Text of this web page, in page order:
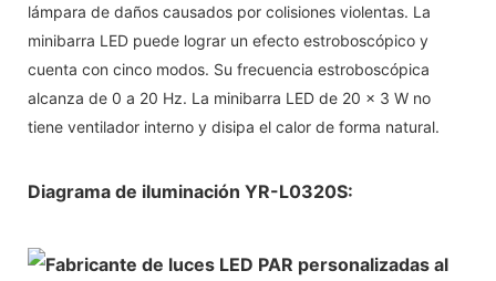
lámpara de daños causados ​​por colisiones violentas. La
minibarra LED puede lograr un efecto estroboscópico y
cuenta con cinco modos. Su frecuencia estroboscópica
alcanza de 0 a 20 Hz. La minibarra LED de 20 x 3 W no
tiene ventilador interno y disipa el calor de forma natural.
Diagrama de iluminación YR-L0320S: